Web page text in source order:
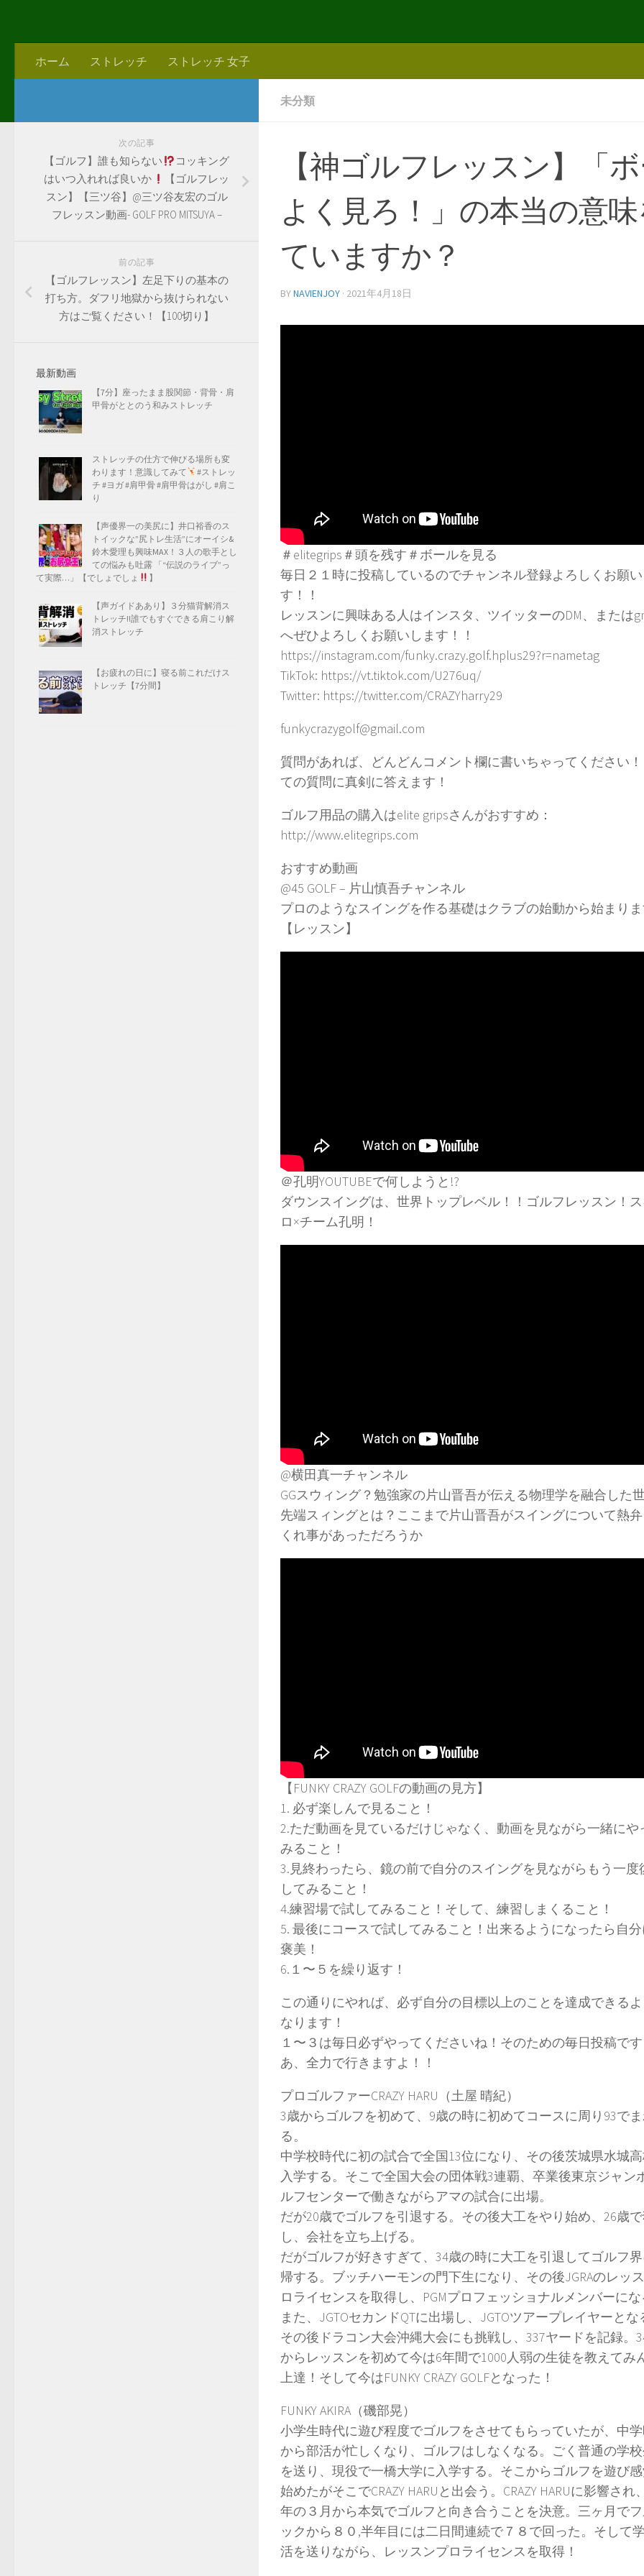
ホーム ストレッチ ストレッチ 女子
未分類
【神ゴルフレッスン】「
よく見ろ！」の本当の意
ていますか？
BYNAVIENJOY · 2021年4月18日
＃elitegrips＃頭を残す＃ボールを見る
毎日２１時に投稿しているのでチャンネル登録よろしくお願
す！！
レッスンに興味ある人はインスタ、ツイッターのDM、または
へぜひよろしくお願いします！！
https://instagram.com/funky.crazy.golf.hplus29?r=nametag
TikTok: https://vt.tiktok.com/U276uq/
Twitter: https://twitter.com/CRAZYharry29
funkycrazygolf@gmail.com
質問があれば、どんどんコメント欄に書いちゃってください
ての質問に真剣に答えます！
ゴルフ用品の購入はelite gripsさんがおすすめ：
http://www.elitegrips.com
おすすめ動画
@45 GOLF – 片山慎吾チャンネル
プロのようなスイングを作る基礎はクラブの始動から始まり
【レッスン】
＠孔明YOUTUBEで何しようと!?
ダウンスイングは、世界トップレベル！！ゴルフレッスン！
ロ×チーム孔明！
@横田真一チャンネル
GGスウィング？勉強家の片山晋吾が伝える物理学を融合した
先端スィングとは？ここまで片山晋吾がスイングについて熱
くれ事があっただろうか
【FUNKY CRAZY GOLFの動画の見方】
1. 必ず楽しんで見ること！
2.ただ動画を見ているだけじゃなく、動画を見ながら一緒にや
みること！
3.見終わったら、鏡の前で自分のスイングを見ながらもう一度
してみること！
4.練習場で試してみること！そして、練習しまくること！
5. 最後にコースで試してみること！出来るようになったら自
褒美！
6.１〜５を繰り返す！
この通りにやれば、必ず自分の目標以上のことを達成できる
なります！
１〜３は毎日必ずやってくださいね！そのための毎日投稿で
あ、全力で行きますよ！！
プロゴルファーCRAZY HARU（土屋 晴紀）
3歳からゴルフを初めて、9歳の時に初めてコースに周り93で
る。
中学校時代に初の試合で全国13位になり、その後茨城県水城
入学する。そこで全国大会の団体戦3連覇、卒業後東京ジャン
ルフセンターで働きながらアマの試合に出場。
だが20歳でゴルフを引退する。その後大工をやり始め、26歳
し、会社を立ち上げる。
だがゴルフが好きすぎて、34歳の時に大工を引退してゴルフ
帰する。ブッチハーモンの門下生になり、その後JGRAのレッ
ロライセンスを取得し、PGMプロフェッショナルメンバーに
また、JGTOセカンドQTに出場し、JGTOツアープレイヤーとな
その後ドラコン大会沖縄大会にも挑戦し、337ヤードを記録。
からレッスンを初めて今は6年間で1000人弱の生徒を教えてみ
上達！そして今はFUNKY CRAZY GOLFとなった！
FUNKY AKIRA（磯部晃）
小学生時代に遊び程度でゴルフをさせてもらっていたが、中
から部活が忙しくなり、ゴルフはしなくなる。ごく普通の学
を送り、現役で一橋大学に入学する。そこからゴルフを遊び
始めたがそこでCRAZY HARUと出会う。CRAZY HARUに影響され
年の３月から本気でゴルフと向き合うことを決意。三ヶ月で
ックから８０,半年目には二日間連続で７８で回った。そして
活を送りながら、レッスンプロライセンスを取得！
次の記事
【ゴルフ】誰も知らない
コッキング
はいつ入れれば良いか
【ゴルフレッ
スン】【三ツ谷】@三ツ谷友宏のゴル
フレッスン動画- GOLF PRO MITSUYA –
前の記事
【ゴルフレッスン】左足下りの基本の
打ち方。ダフリ地獄から抜けられない
方はご覧ください！【100切り】
最新動画
【7分】座ったまま股関節・背骨・肩
甲骨がととのう和みストレッチ
ストレッチの仕方で伸びる場所も変
わります！意識してみて
#ストレッ
チ #ヨガ #肩甲骨 #肩甲骨はがし #肩こ
り
【声優界一の美尻に】井口裕香のス
トイックな”尻トレ生活”にオーイシ&
鈴木愛理も興味MAX！３人の歌手とし
ての悩みも吐露 「“伝説のライブ”っ
て実際…」【でしょでしょ
】
【声ガイドああり】３分猫背解消ス
トレッチ!!誰でもすぐできる肩こり解
消ストレッチ
【お疲れの日に】寝る前これだけス
トレッチ【7分間】